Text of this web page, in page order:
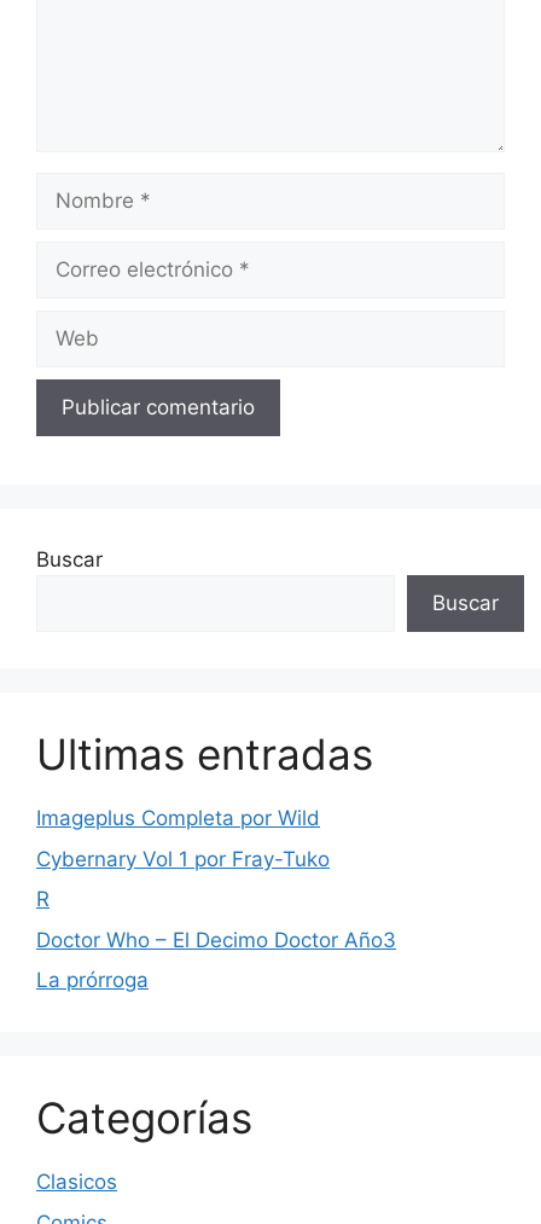
Nombre
Correo
Web
Buscar
Buscar
Ultimas entradas
Imageplus Completa por Wild
Cybernary Vol 1 por Fray-Tuko
R
Doctor Who – El Decimo Doctor Año3
La prórroga
Categorías
Clasicos